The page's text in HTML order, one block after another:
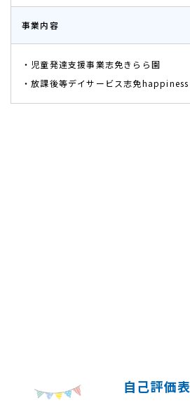
事業内容
・児童発達支援事業志免きらら園
・放課後等デイサービス志免happiness
自己評価表